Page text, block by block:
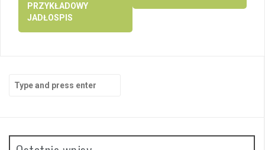
PRZYKŁADOWY
JADŁOSPIS
for: